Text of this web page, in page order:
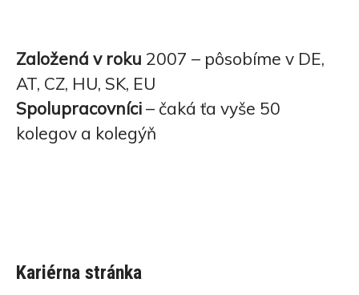
Založená v roku 2007 – pôsobíme v DE,
AT, CZ, HU, SK, EU
Spolupracovníci– čaká ťa vyše 50
kolegov a kolegýň
Kariérna stránka